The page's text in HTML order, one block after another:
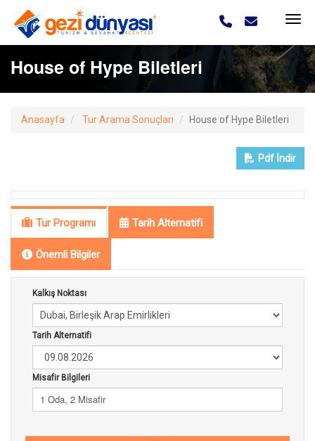
House of Hype Biletleri
Anasayfa Tur Arama Sonuçları House of Hype Biletleri
Pdf İndir
Tur Programı Tarih Alternatifi
Önemli Bilgiler
Kalkış Noktası
Tarih Alternatifi
Misafir Bilgileri
1 Oda, 2 Misafir